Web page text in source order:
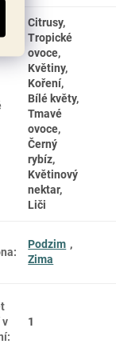
Citrusy,
Tropické
ovoce,
Květiny,
Koření,
Bílé květy,
Tmavé
ovoce,
Černý
rybíz,
Květinový
nektar,
Liči
:
Podzim ,
Zima
v
:
1